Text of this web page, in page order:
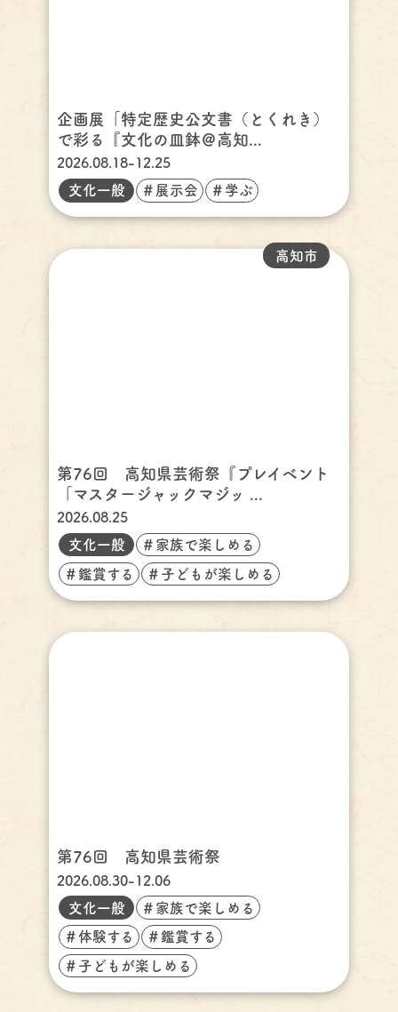
企画展「特定歴史公文書（とくれき）
で彩る『文化の皿鉢＠高知...
2026.08.18-12.25
文化一般
＃展示会 ＃学ぶ
第76回 高知県芸術祭『プレイベント
「マスタージャックマジッ ...
高知市
2026.08.25
文化一般
＃家族で楽しめる
＃鑑賞する ＃子どもが楽しめる
第76回 高知県芸術祭
2026.08.30-12.06
文化一般
＃家族で楽しめる
＃体験する ＃鑑賞する
＃子どもが楽しめる